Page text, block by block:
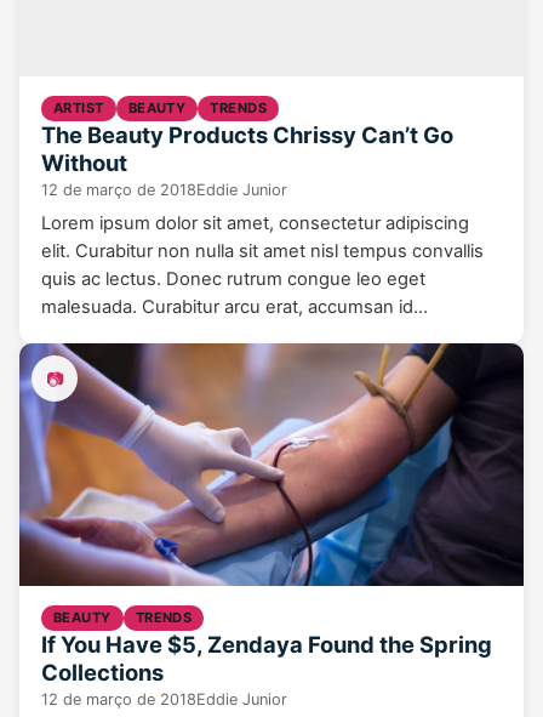
ARTIST BEAUTY TRENDS
The Beauty Products Chrissy Can’t Go
Without
12 de março de 2018Eddie Junior
Lorem ipsum dolor sit amet, consectetur adipiscing
elit. Curabitur non nulla sit amet nisl tempus convallis
quis ac lectus. Donec rutrum congue leo eget
malesuada. Curabitur arcu erat, accumsan id…
📷
BEAUTY TRENDS
If You Have $5, Zendaya Found the Spring
Collections
12 de março de 2018Eddie Junior